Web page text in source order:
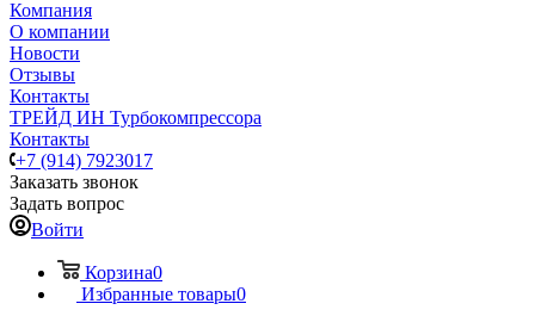
Компания
О компании
Новости
Отзывы
Контакты
ТРЕЙД ИН Турбокомпрессора
Контакты
+7 (914) 7923017
Заказать звонок
Задать вопрос
Войти
Корзина0
Избранные товары0